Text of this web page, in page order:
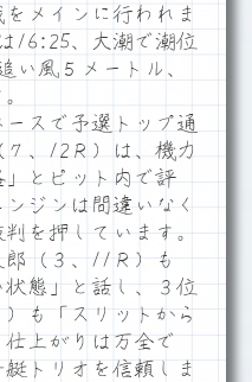
メインに行われま
16:25、大潮で潮位
い風５メートル、
スで予選トップ通
、12Ｒ）は、機力
」とピット内で評
ジンは間違いなく
を押しています。
（３、11Ｒ）も
状態」と話し、３位
も「スリットから
上がりは万全で
トリオを信頼しま